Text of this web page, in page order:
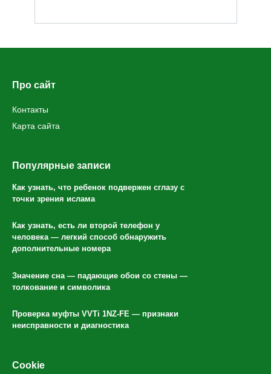
Про сайт
Контакты
Карта сайта
Популярные записи
Как узнать, что ребенок подвержен сглазу с
точки зрения ислама
Как узнать, есть ли второй телефон у
человека — легкий способ обнаружить
дополнительные номера
Значение сна — падающие обои со стены —
толкование и символика
Проверка муфты VVTi 1NZ-FE — признаки
неисправности и диагностика
Cookie